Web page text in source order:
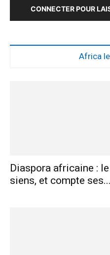
CONNECTER POUR
Africa
Diaspora africaine :
siens, et compte ses...